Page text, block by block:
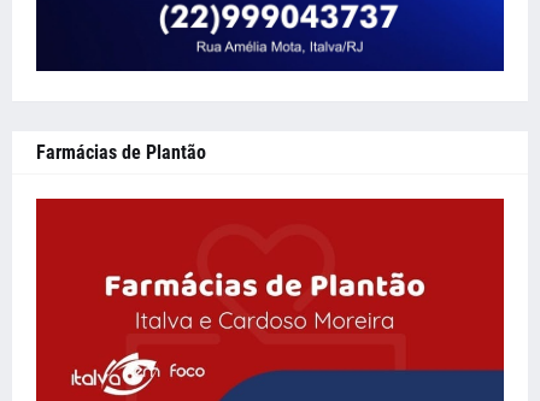
Farmácias de Plantão